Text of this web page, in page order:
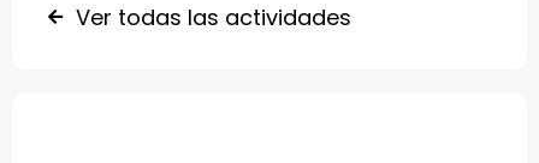
Ver todas las actividades